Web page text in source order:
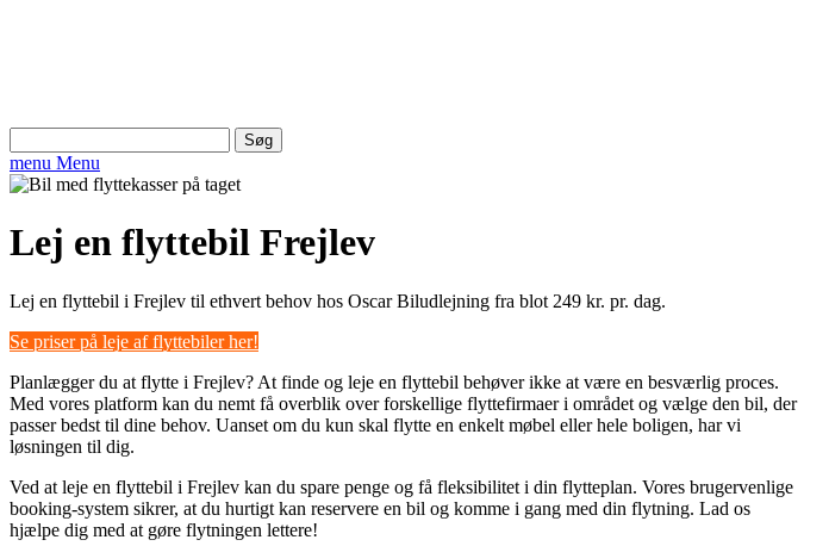
efter:
menu Menu
Lej en flyttebil Frejlev
Lej en flyttebil i Frejlev til ethvert behov hos Oscar Biludlejning fra blot 249 kr. pr. dag.
Se priser på leje af flyttebiler her!
Planlægger du at flytte i Frejlev? At finde og leje en flyttebil behøver ikke at være en besværlig proces.
Med vores platform kan du nemt få overblik over forskellige flyttefirmaer i området og vælge den bil, der
passer bedst til dine behov. Uanset om du kun skal flytte en enkelt møbel eller hele boligen, har vi
løsningen til dig.
Ved at leje en flyttebil i Frejlev kan du spare penge og få fleksibilitet i din flytteplan. Vores brugervenlige
booking-system sikrer, at du hurtigt kan reservere en bil og komme i gang med din flytning. Lad os
hjælpe dig med at gøre flytningen lettere!